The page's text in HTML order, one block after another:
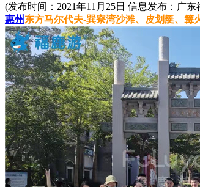
(发布时间：2021年11月25日 信息发布：广
惠州 东方马尔代夫-巽寮湾沙滩、皮划艇、